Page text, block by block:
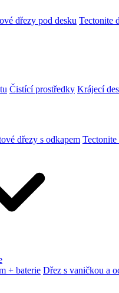
dřezy pod desku Tectonite
Čistící prostředky Krájecí
dřezy s odkapem Tectonite
+ baterie Dřez s vaničkou a